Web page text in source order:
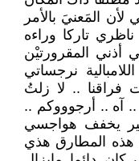
المَعنيَ بالأمر
تاركا وراءه
المقرورتيْن
نرجساتي
فراقنا .. لا زلتُ
.. آه .. أرجوووكم ..
يخفف هواجسي
هذه المطارق هذي